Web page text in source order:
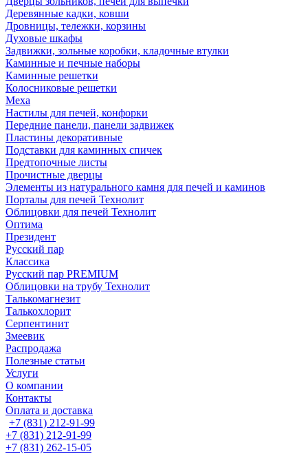
Деревянные кадки, ковши
Дровницы, тележки, корзины
Духовые шкафы
Задвижки, зольные коробки, кладочные втулки
Каминные и печные наборы
Каминные решетки
Колосниковые решетки
Меха
Настилы для печей, конфорки
Передние панели, панели задвижек
Пластины декоративные
Подставки для каминных спичек
Предтопочные листы
Прочистные дверцы
Элементы из натурального камня для печей и каминов
Порталы для печей Технолит
Облицовки для печей Технолит
Оптима
Президент
Русский пар
Классика
Русский пар PREMIUM
Облицовки на трубу Технолит
Талькомагнезит
Талькохлорит
Серпентинит
Змеевик
Распродажа
Полезные статьи
Услуги
О компании
Контакты
Оплата и доставка
+7 (831) 212-91-99
+7 (831) 212-91-99
+7 (831) 262-15-05